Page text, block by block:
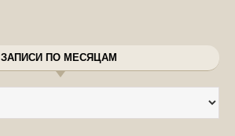
ЗАПИСИ ПО МЕСЯЦАМ